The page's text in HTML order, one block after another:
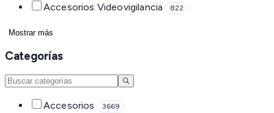
Accesorios Videovigilancia 822
Mostrar más
Categorías
Accesorios 3669